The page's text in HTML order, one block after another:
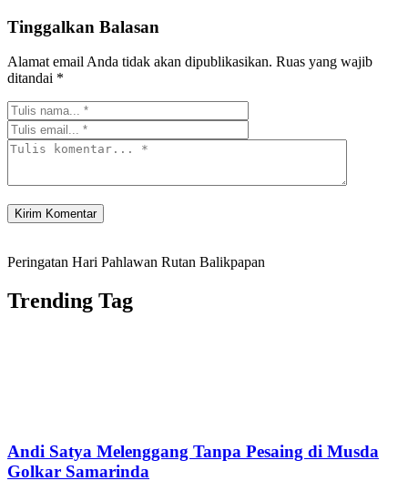
Tinggalkan Balasan
Alamat email Anda tidak akan dipublikasikan. Ruas yang wajib
ditandai *
Peringatan Hari Pahlawan Rutan Balikpapan
Trending Tag
Andi Satya Melenggang Tanpa Pesaing di Musda
Golkar Samarinda